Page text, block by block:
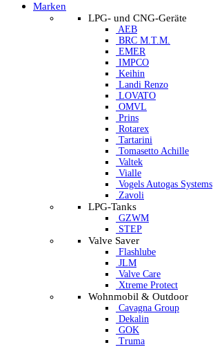
Marken
LPG- und CNG-Geräte
AEB
BRC M.T.M.
EMER
IMPCO
Keihin
Landi Renzo
LOVATO
OMVL
Prins
Rotarex
Tartarini
Tomasetto Achille
Valtek
Vialle
Vogels Autogas Systems
Zavoli
LPG-Tanks
GZWM
STEP
Valve Saver
Flashlube
JLM
Valve Care
Xtreme Protect
Wohnmobil & Outdoor
Cavagna Group
Dekalin
GOK
Truma